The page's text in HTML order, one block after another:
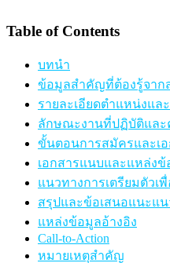
Table of Contents
บทนำ
ข้อมูลสำคัญที่ต้องรู้จาก
รายละเอียดตำแหน่งแ
ลักษณะงานที่ปฏิบัติแล
ขั้นตอนการสมัครและเอ
เอกสารแนบและแหล่งข้
แนวทางการเตรียมตัวเ
สรุปและข้อเสนอแนะแ
แหล่งข้อมูลอ้างอิง
Call-to-Action
หมายเหตุสำคัญ